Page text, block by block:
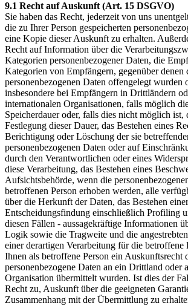
9.1 Recht auf Auskunft (Art. 15 DSGVO)
Sie haben das Recht, jederzeit von uns
die zu Ihrer Person gespeicherten
eine Kopie dieser Auskunft zu erhalten.
Recht auf Information über die
Kategorien personenbezogener Daten, die
Kategorien von Empfängern, gegenüber denen
personenbezogenen Daten offengelegt wurden
insbesondere bei Empfängern in Drittländern
internationalen Organisationen, falls möglich
Speicherdauer oder, falls dies nicht möglich
Festlegung dieser Dauer, das Bestehen eines
Berichtigung oder Löschung der sie
personenbezogenen Daten oder auf
durch den Verantwortlichen oder eines
diese Verarbeitung, das Bestehen eines
Aufsichtsbehörde, wenn die
betroffenen Person erhoben werden, alle
über die Herkunft der Daten, das Bestehen
Entscheidungsfindung einschließlich Profiling
diesen Fällen - aussagekräftige Informationen
Logik sowie die Tragweite und die
einer derartigen Verarbeitung für die betroffene
Ihnen als betroffene Person ein Auskunftsrecht
personenbezogene Daten an ein Drittland oder
Organisation übermittelt wurden. Ist dies der
Recht zu, Auskunft über die geeigneten
Zusammenhang mit der Übermittlung zu